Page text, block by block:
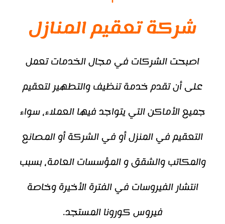
شركة تعقيم المنازل
اصبحت الشركات في مجال الخدمات تعمل
على أن تقدم خدمة تنظيف والتطهير لتعقيم
جميع الأماكن التي يتواجد فيها العملاء، سواء
التعقيم في المنزل أو في الشركة أو المصانع
والمكاتب والشقق و المؤسسات العامة، بسبب
انتشار الفيروسات في الفترة الأخيرة وخاصة
فيروس كورونا المستجد.